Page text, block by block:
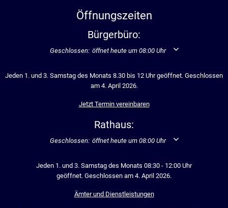
Öffnungszeiten
Bürgerbüro:
Klicken, um weitere Öffnungs- oder Schließzeiten
Geschlossen: öffnet heute um 08:00 Uhr
Jeden 1. und 3. Samstag des Monats 8.30 bis 12 Uhr geöffnet. Geschlossen
am 4. April 2026.
Jetzt Termin vereinbaren
Rathaus:
Klicken, um weitere Öffnungs- oder Schließzeiten
Geschlossen: öffnet heute um 08:00 Uhr
Jeden 1. und 3. Samstag des Monats 08:30 - 12:00 Uhr
geöffnet. Geschlossen am 4. April 2026.
Ämter und Dienstleistungen